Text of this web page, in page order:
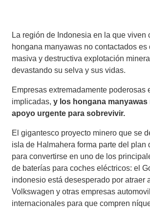
La región de Indonesia en la que viven
hongana manyawas no contactados es
masiva y destructiva explotación
devastando su selva y sus vidas.
Empresas extremadamente poderosas
implicadas, y los hongana manyawas
apoyo urgente para sobrevivir.
El gigantesco proyecto minero que se
isla de Halmahera forma parte del plan
para convertirse en uno de los
de baterías para coches eléctricos: el
indonesio está desesperado por atraer
Volkswagen y otras empresas
internacionales para que compren